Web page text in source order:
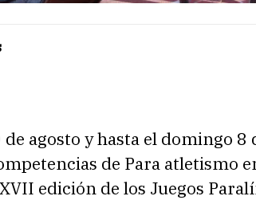
de agosto y hasta el domingo
de Para atletismo
edición de los Juegos